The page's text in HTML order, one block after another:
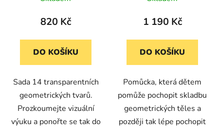
820 Kč
DO KOŠÍKU
Sada 14 transparentních
geometrických tvarů.
Prozkoumejte vizuální
výuku a ponořte se tak do
1 190 Kč
DO KOŠÍKU
Pomůcka, která dětem
pomůže pochopit skladbu
geometrických těles a
později tak lépe pochopit